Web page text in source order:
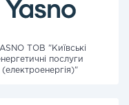
ТОВ "Київські
послуги
(електроенергія)"